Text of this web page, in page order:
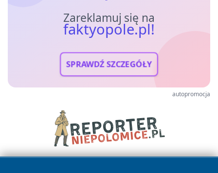
Zareklamuj się na
faktyopole.pl!
SPRAWDŹ SZCZEGÓŁY
autopromocja